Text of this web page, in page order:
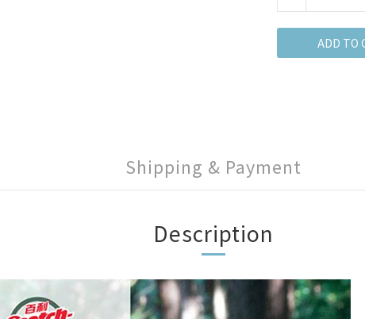
ADD TO
Shipping & Payment
Description